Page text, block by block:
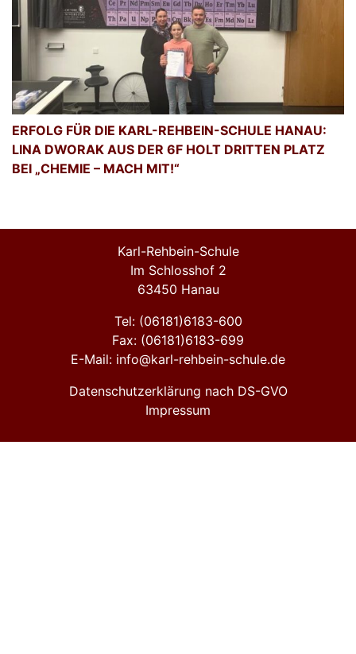
ERFOLG FÜR DIE KARL-REHBEIN-SCHULE HANAU:
LINA DWORAK AUS DER 6F HOLT DRITTEN PLATZ
BEI „CHEMIE – MACH MIT!“
Karl-Rehbein-Schule
Im Schlosshof 2
63450 Hanau
Tel: (06181)6183-600
Fax: (06181)6183-699
E-Mail: info@karl-rehbein-schule.de
Datenschutzerklärung nach DS-GVO
Impressum